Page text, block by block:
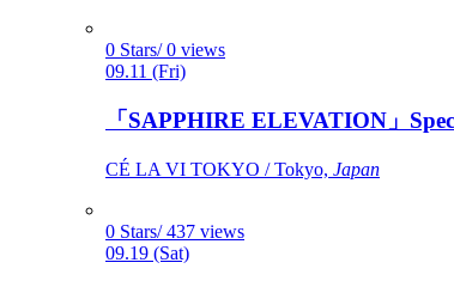
0 Stars/ 0 views
09.11 (Fri)
「SAPPHIRE ELEVATION」
CÉ LA VI TOKYO / Tokyo, Japan
0 Stars/ 437 views
09.19 (Sat)